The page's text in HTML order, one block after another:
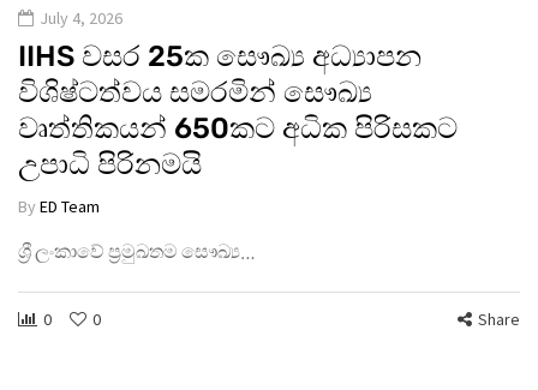
July 4, 2026
IIHS වසර 25ක සෞඛ්‍ය අධ්‍යාපන
විශිෂ්ටත්වය සමරමින් සෞඛ්‍ය
වෘත්තිකයන් 650කට අධික පිරිසකට
උපාධි පිරිනමයි
By ED Team
ශ්‍රී ලංකාවේ ප්‍රමුඛතම සෞඛ්‍ය…
0 0 Share